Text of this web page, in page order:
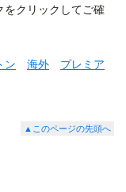
をクリックしてご確
ン 海外
プレミア
▲このページの先頭へ